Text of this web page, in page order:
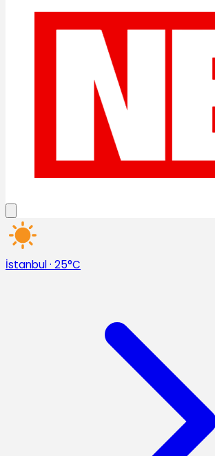
İstanbul· 25°C